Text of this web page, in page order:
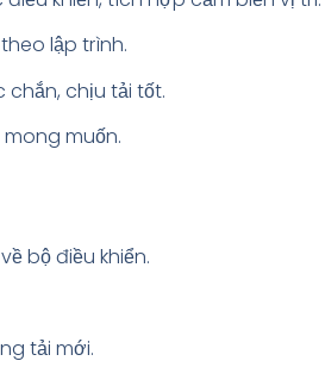
lập trình.
chịu tải tốt.
muốn.
bộ điều khiển.
tải mới.